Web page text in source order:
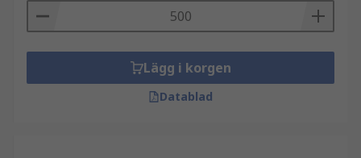
Lägg i korgen
Datablad